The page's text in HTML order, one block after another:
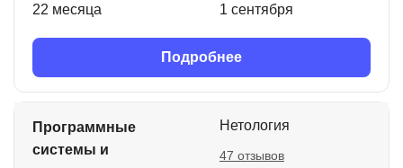
22 месяца 1 сентября
Подробнее
Программные
системы и
Нетология
47 отзывов